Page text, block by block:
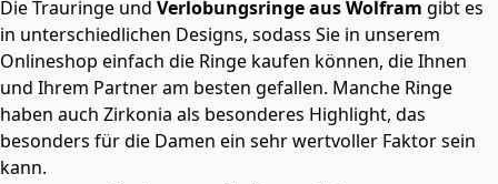
Die Trauringe und Verlobungsringe aus Wolfram gibt es
in unterschiedlichen Designs, sodass Sie in unserem
Onlineshop einfach die Ringe kaufen können, die Ihnen
und Ihrem Partner am besten gefallen. Manche Ringe
haben auch Zirkonia als besonderes Highlight, das
besonders für die Damen ein sehr wertvoller Faktor sein
kann.